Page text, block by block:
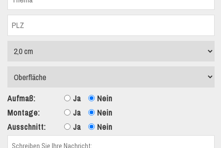
Aufmaß: Ja
Nein
Montage:
Ja
Nein
Ausschnitt:
Ja Nein